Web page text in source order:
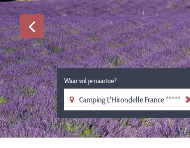
Waar wil je naartoe?